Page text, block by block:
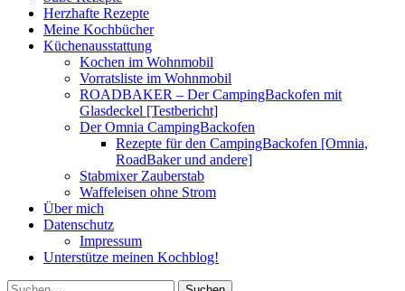
Herzhafte Rezepte
Meine Kochbücher
Küchenausstattung
Kochen im Wohnmobil
Vorratsliste im Wohnmobil
ROADBAKER – Der CampingBackofen mit
Glasdeckel [Testbericht]
Der Omnia CampingBackofen
Rezepte für den CampingBackofen [Omnia,
RoadBaker und andere]
Stabmixer Zauberstab
Waffeleisen ohne Strom
Über mich
Datenschutz
Impressum
Unterstütze meinen Kochblog!
Suchen